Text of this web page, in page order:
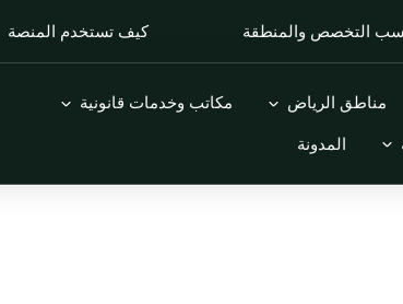
التخصص والمنطقة كيف تستخدم المنصة
مناطق الرياض Open مناطق الرياض مكاتب وخدمات قانونية Open مكاتب وخدمات قانونية
Open الأدلة القانونية المدونة